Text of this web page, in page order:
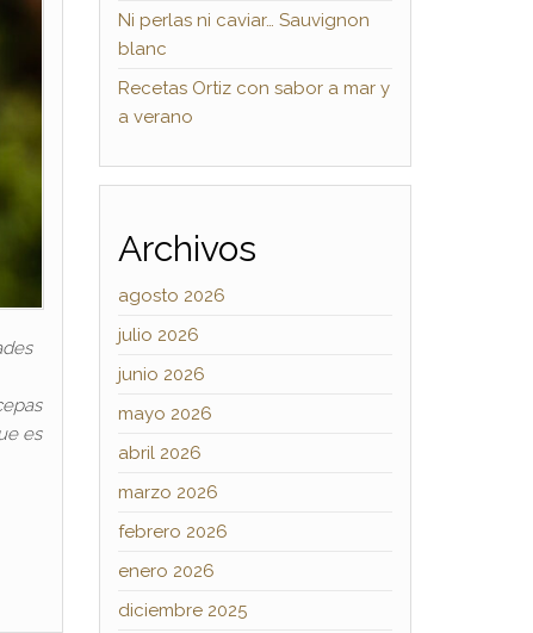
es
Ni perlas ni caviar… Sauvignon
blanc
Recetas Ortiz con sabor a mar y
a verano
Archivos
agosto 2026
julio 2026
junio 2026
mayo 2026
abril 2026
marzo 2026
febrero 2026
enero 2026
diciembre 2025